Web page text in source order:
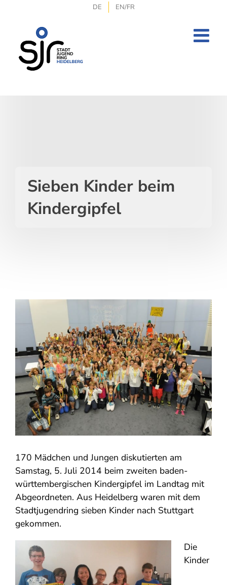
DE EN/FR
Sieben Kinder beim
Kindergipfel
170 Mädchen und Jungen diskutierten am
Samstag, 5. Juli 2014 beim zweiten baden-
württembergischen Kindergipfel im Landtag mit
Abgeordneten. Aus Heidelberg waren mit dem
Stadtjugendring sieben Kinder nach Stuttgart
gekommen.
Die
Kinder